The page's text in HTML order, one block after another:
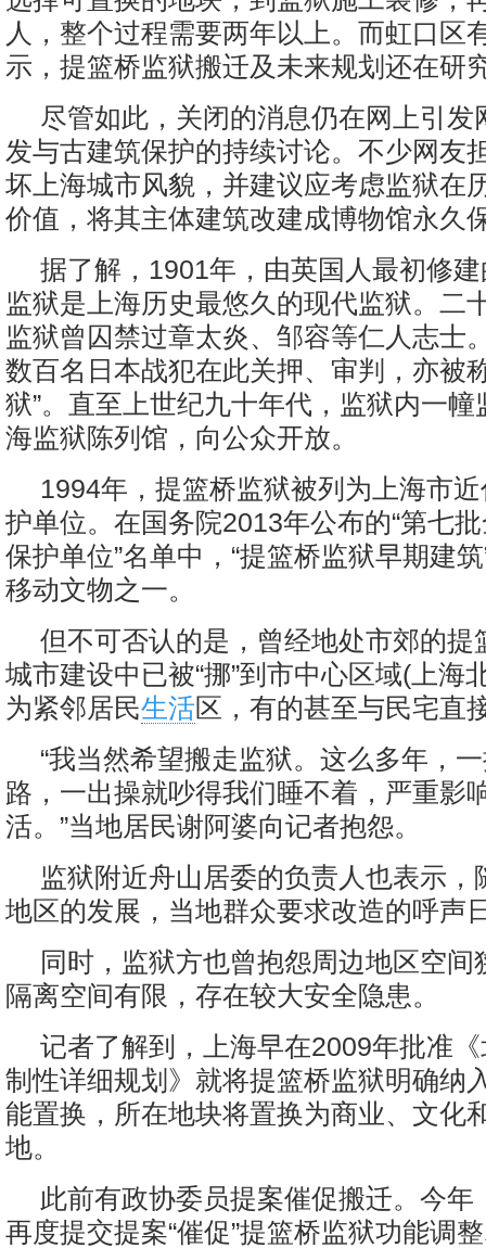
人，整个过程需要两年以上。而虹口区
示，提篮桥监狱搬迁及未来规划还在研
尽管如此，关闭的消息仍在网上引发
发与古建筑保护的持续讨论。不少网友
坏上海城市风貌，并建议应考虑监狱在
价值，将其主体建筑改建成博物馆永久
据了解，1901年，由英国人最初修
监狱是上海历史最悠久的现代监狱。二
监狱曾囚禁过章太炎、邹容等仁人志士
数百名日本战犯在此关押、审判，亦被
狱”。直至上世纪九十年代，监狱内一
海监狱陈列馆，向公众开放。
1994年，提篮桥监狱被列为上海市
护单位。在国务院2013年公布的“第七
保护单位”名单中，“提篮桥监狱早期建
移动文物之一。
但不可否认的是，曾经地处市郊的提
城市建设中已被“挪”到市中心区域(上海
为紧邻居民生活区，有的甚至与民宅直
“我当然希望搬走监狱。这么多年，
路，一出操就吵得我们睡不着，严重影
活。”当地居民谢阿婆向记者抱怨。
监狱附近舟山居委的负责人也表示，
地区的发展，当地群众要求改造的呼声
同时，监狱方也曾抱怨周边地区空间
隔离空间有限，存在较大安全隐患。
记者了解到，上海早在2009年批准
制性详细规划》就将提篮桥监狱明确纳
能置换，所在地块将置换为商业、文化
地。
此前有政协委员提案催促搬迁。今年
再度提交提案“催促”提篮桥监狱功能调